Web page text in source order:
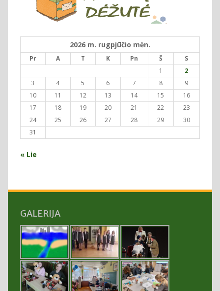
2026 m. rugpjūčio mėn.
Pr A T K Pn Š
S
1
2
3
4 5 6 7 8
9
10
11 12 13 14 15
16
17
18 19 20 21 22
23
24
25 26 27 28 29
30
31
« Lie
GALERIJA